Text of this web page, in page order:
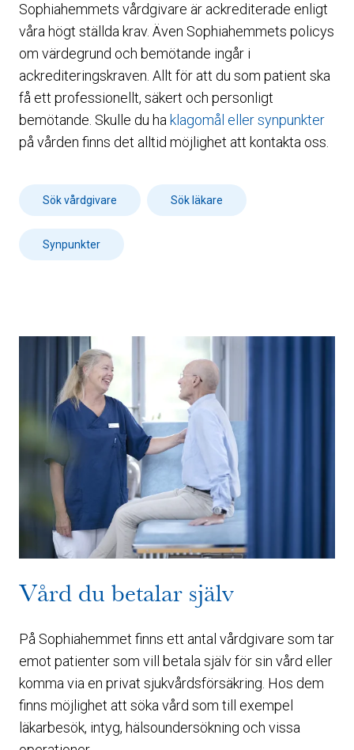
Sophiahemmets vårdgivare är ackrediterade enligt
våra högt ställda krav. Även Sophiahemmets policys
om värdegrund och bemötande ingår i
ackrediteringskraven. Allt för att du som patient ska
få ett professionellt, säkert och personligt
bemötande. Skulle du ha klagomål eller synpunkter
på vården finns det alltid möjlighet att kontakta oss.
Sök vårdgivare Sök läkare
Synpunkter
Vård du betalar själv
På Sophiahemmet finns ett antal vårdgivare som tar
emot patienter som vill betala själv för sin vård eller
komma via en privat sjukvårdsförsäkring. Hos dem
finns möjlighet att söka vård som till exempel
läkarbesök, intyg, hälsoundersökning och vissa